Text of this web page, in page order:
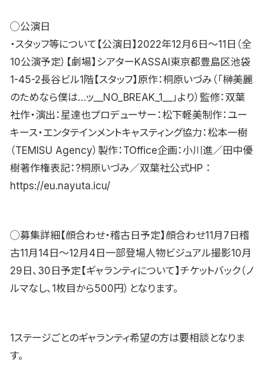
◯公演日
・スタッフ等について【公演日】2022年12月6日〜11日（全
10公演予定）【劇場】シアターKASSAI東京都豊島区池袋
1-45-2長谷ビル1階【スタッフ】原作：桐原いづみ（「榊美麗
のためなら僕は…ッ__NO_BREAK_1__」より）監修：双葉
社作・演出：星達也プロデューサー：松下軽美制作：ユー
キース・エンタテインメントキャスティング協力：松本一樹
（TEMISU Agency）製作：TOffice企画：小川進／田中優
樹著作権表記：?桐原いづみ／双葉社公式HP ：
https://eu.nayuta.icu/
◯募集詳細【顔合わせ・稽古日予定】顔合わせ11月7日稽
古11月14日〜12月4日一部登場人物ビジュアル撮影10月
29日、30日予定【ギャランティについて】チケットバック（ノ
ルマなし、1枚目から500円）となります。
1ステージごとのギャランティ希望の方は要相談となりま
す。